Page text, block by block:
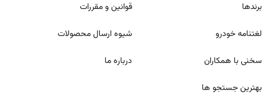
برندها
لغتنامه خودرو
سخنی با همکاران
بهترین جستجو ها
قوانين و مقررات
شيوه ارسال محصولات
درباره ما